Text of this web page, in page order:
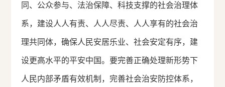
同、公众参与、法治保障、科技支撑的社会治理体
系，建设人人有责、人人尽责、人人享有的社会治
理共同体，确保人民安居乐业、社会安定有序，建
设更高水平的平安中国。要完善正确处理新形势下
人民内部矛盾有效机制，完善社会治安防控体系，